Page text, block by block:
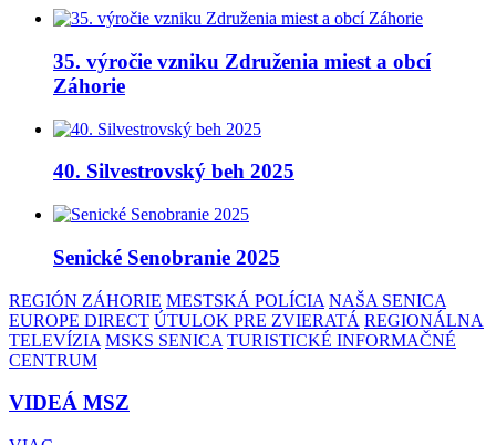
35. výročie vzniku Združenia miest a obcí
Záhorie
40. Silvestrovský beh 2025
Senické Senobranie 2025
REGIÓN ZÁHORIE MESTSKÁ POLÍCIA NAŠA SENICA
EUROPE DIRECT ÚTULOK PRE ZVIERATÁ REGIONÁLNA
TELEVÍZIA MSKS SENICA TURISTICKÉ INFORMAČNÉ
CENTRUM
VIDEÁ MSZ